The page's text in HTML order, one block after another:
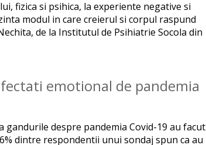
fizica si psihica, la experiente negative si
modul in care creierul si corpul raspund
de la Institutul de Psihiatrie Socola din
emotional de pandemia
gandurile despre pandemia Covid-19 au facut
dintre respondentii unui sondaj spun ca au